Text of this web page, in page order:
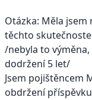
Otázka: Měla
těchto
/nebyla to
dodržení 5 let/
Jsem pojištěncem
obdržení